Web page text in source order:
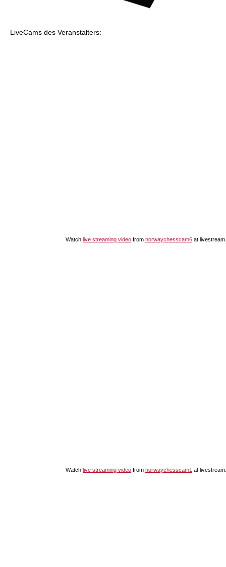
LiveCams des Veranstalters:
Watch live streaming video from norwaychesscam6 at
Watch live streaming video from norwaychesscam1 at